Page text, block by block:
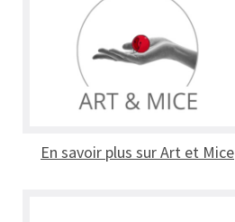
En savoir plus sur Art et Mice